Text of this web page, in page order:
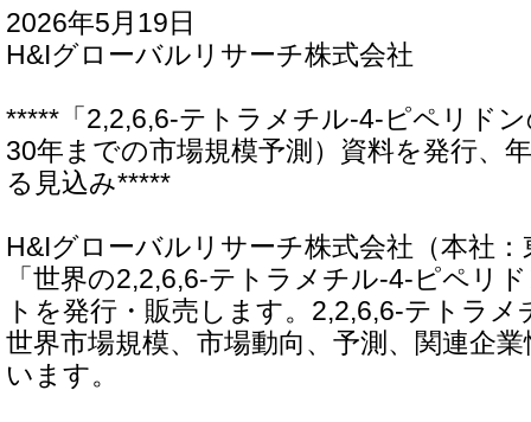
2026年5月19日
H&Iグローバルリサーチ株式会社
*****「2,2,6,6-テトラメチル-4-ピペリド
30年までの市場規模予測）資料を発行、
る見込み*****
H&Iグローバルリサーチ株式会社（本社
「世界の2,2,6,6-テトラメチル-4-ピペリ
トを発行・販売します。2,2,6,6-テトラ
世界市場規模、市場動向、予測、関連企
います。